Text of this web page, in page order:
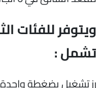
ويتوفر للفئات
تشمل :
رز تشغيل بضغطة